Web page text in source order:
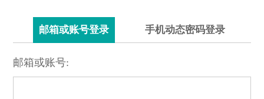
邮箱或账号登录 手机动态密码登录
邮箱或账号: